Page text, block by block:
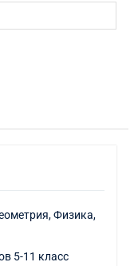
Физика,
5-11 класс